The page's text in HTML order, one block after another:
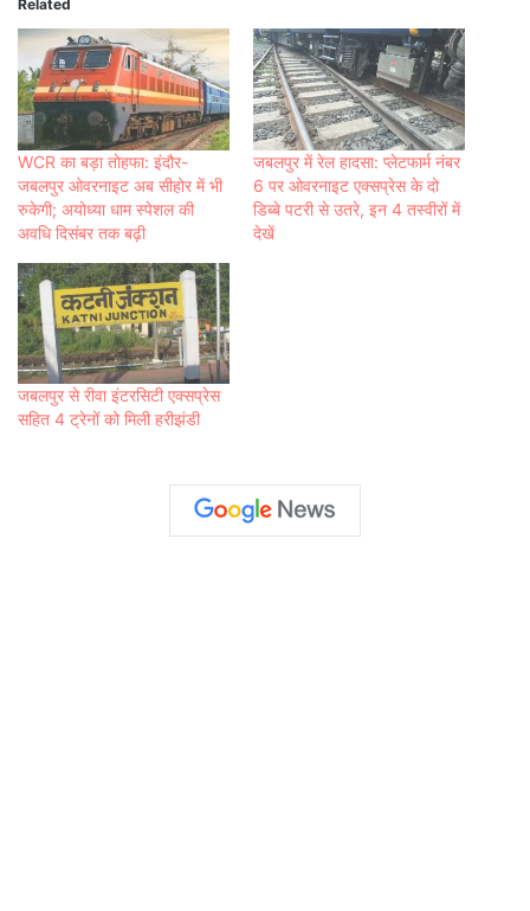
Related
WCR का बड़ा तोहफा: इंदौर-
जबलपुर ओवरनाइट अब सीहोर में भी
रुकेगी; अयोध्या धाम स्पेशल की
अवधि दिसंबर तक बढ़ी
जबलपुर में रेल हादसा: प्लेटफार्म नंबर
6 पर ओवरनाइट एक्सप्रेस के दो
डिब्बे पटरी से उतरे, इन 4 तस्वीरों में
देखें
जबलपुर से रीवा इंटरसिटी एक्सप्रेस
सहित 4 ट्रेनों को मिली हरीझंडी